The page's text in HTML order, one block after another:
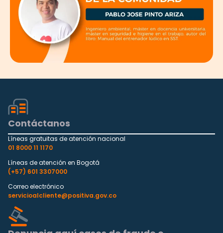
Contáctanos
Líneas gratuitas de atención nacional
01 8000 11 1170
Líneas de atención en Bogotá
(+57) 601 3307000
Correo electrónico
servicioalcliente@positiva.gov.co